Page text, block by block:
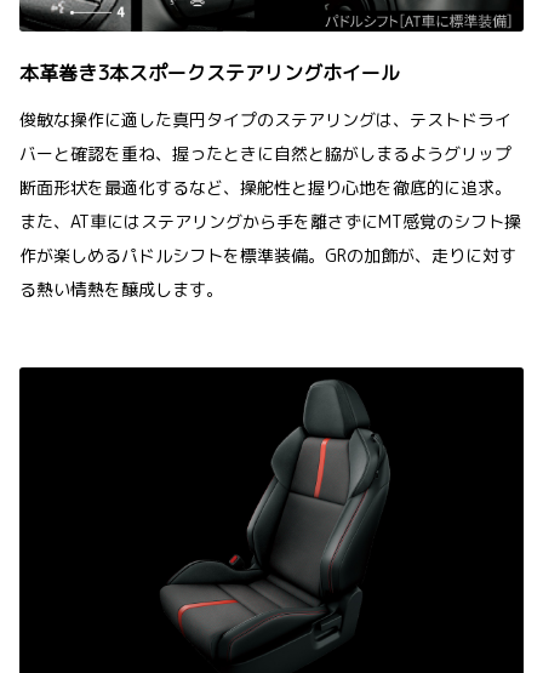
本革巻き3本スポークステアリングホイール
俊敏な操作に適した真円タイプのステアリングは、テストドライ
バーと確認を重ね、握ったときに自然と脇がしまるようグリップ
断面形状を最適化するなど、操舵性と握り心地を徹底的に追求。
また、AT車にはステアリングから手を離さずにMT感覚のシフト操
作が楽しめるパドルシフトを標準装備。GRの加飾が、走りに対す
る熱い情熱を醸成します。